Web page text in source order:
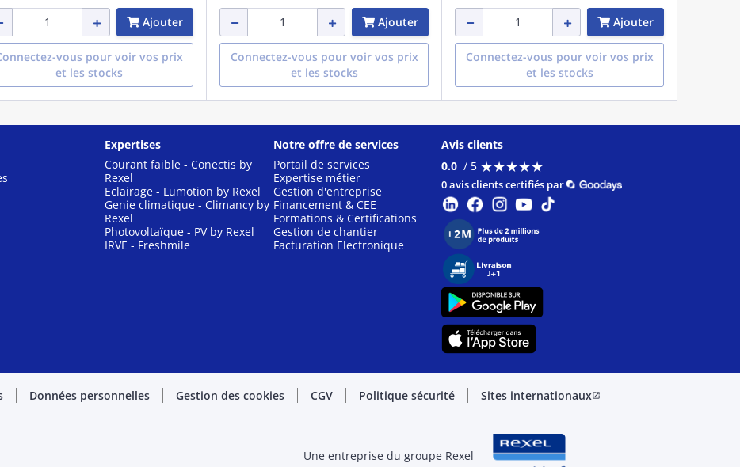
Ajouter
vous pour voir vos prix
et les stocks
Ajouter
Connectez-vous pour voir vos prix
et les stocks
Ajouter
Connectez-vous pour voir vos prix
et les stocks
Expertises
Courant faible - Conectis by
Rexel
Eclairage - Lumotion by Rexel
Genie climatique - Climancy by
Rexel
Photovoltaïque - PV by Rexel
IRVE - Freshmile
Notre offre de services
Portail de services
Expertise métier
Gestion d'entreprise
Financement & CEE
Formations & Certifications
Gestion de chantier
Facturation Electronique
Avis clients
0.0 / 5 ★★★★★
★★★★★
0 avis clients certifiés par
Données personnelles Gestion des cookies CGV Politique sécurité Sites internationauxopen_in_new
Une entreprise du groupe Rexel